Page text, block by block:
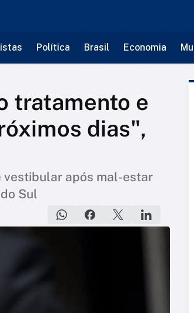
Política Brasil Economia
tratamento e
dias",
vestibular após mal-estar
Sul